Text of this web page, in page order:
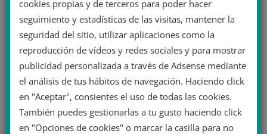
cookies propias y de terceros para poder hacer
seguimiento y estadísticas de las visitas, mantener la
seguridad del sitio, utilizar aplicaciones como la
reproducción de vídeos y redes sociales y para mostrar
publicidad personalizada a través de Adsense mediante
el análisis de tus hábitos de navegación. Haciendo click
en "Aceptar", consientes el uso de todas las cookies.
También puedes gestionarlas a tu gusto haciendo click
en "Opciones de cookies" o marcar la casilla para no